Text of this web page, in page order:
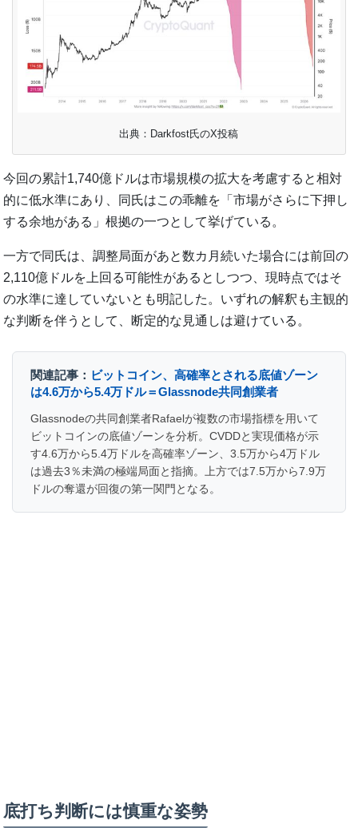
出典：Darkfost氏のX投稿
今回の累計1,740億ドルは市場規模の拡大を考慮すると相対
的に低水準にあり、同氏はこの乖離を「市場がさらに下押し
する余地がある」根拠の一つとして挙げている。
一方で同氏は、調整局面があと数カ月続いた場合には前回の
2,110億ドルを上回る可能性があるとしつつ、現時点ではそ
の水準に達していないとも明記した。いずれの解釈も主観的
な判断を伴うとして、断定的な見通しは避けている。
関連記事： ビットコイン、高確率とされる底値ゾーン
は4.6万から5.4万ドル＝Glassnode共同創業者
Glassnodeの共同創業者Rafaelが複数の市場指標を用いて
ビットコインの底値ゾーンを分析。CVDDと実現価格が示
す4.6万から5.4万ドルを高確率ゾーン、3.5万から4万ドル
は過去3％未満の極端局面と指摘。上方では7.5万から7.9万
ドルの奪還が回復の第一関門となる。
底打ち判断には慎重な姿勢